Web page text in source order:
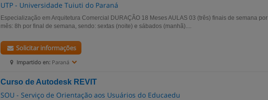
UTP - Universidade Tuiuti do Paraná
Especialização em Arquitetura Comercial DURAÇÃO 18 Meses AULAS 03 (três) finais de semana por
mês: 8h por final de semana, sendo: sextas (noite) e sábados (manhã)....
Impartido en: Paraná
Solicitar informações
Curso de Autodesk REVIT
SOU - Serviço de Orientação aos Usuários do Educaedu